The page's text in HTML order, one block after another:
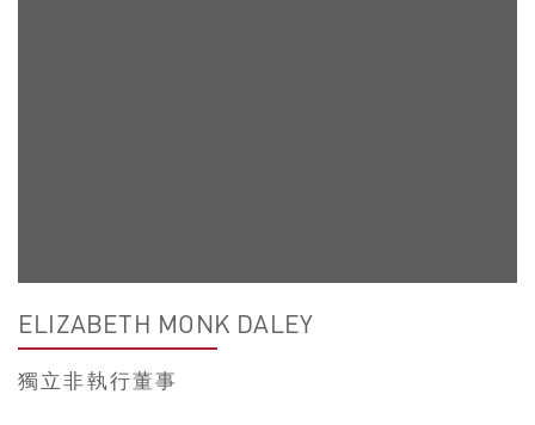
ELIZABETH MONK DALEY
獨立非執行董事